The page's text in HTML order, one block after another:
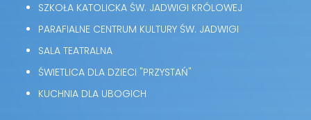
SZKOŁA KATOLICKA ŚW. JADWIGI KRÓLOWEJ
PARAFIALNE CENTRUM KULTURY ŚW. JADWIGI
SALA TEATRALNA
ŚWIETLICA DLA DZIECI "PRZYSTAŃ"
KUCHNIA DLA UBOGICH